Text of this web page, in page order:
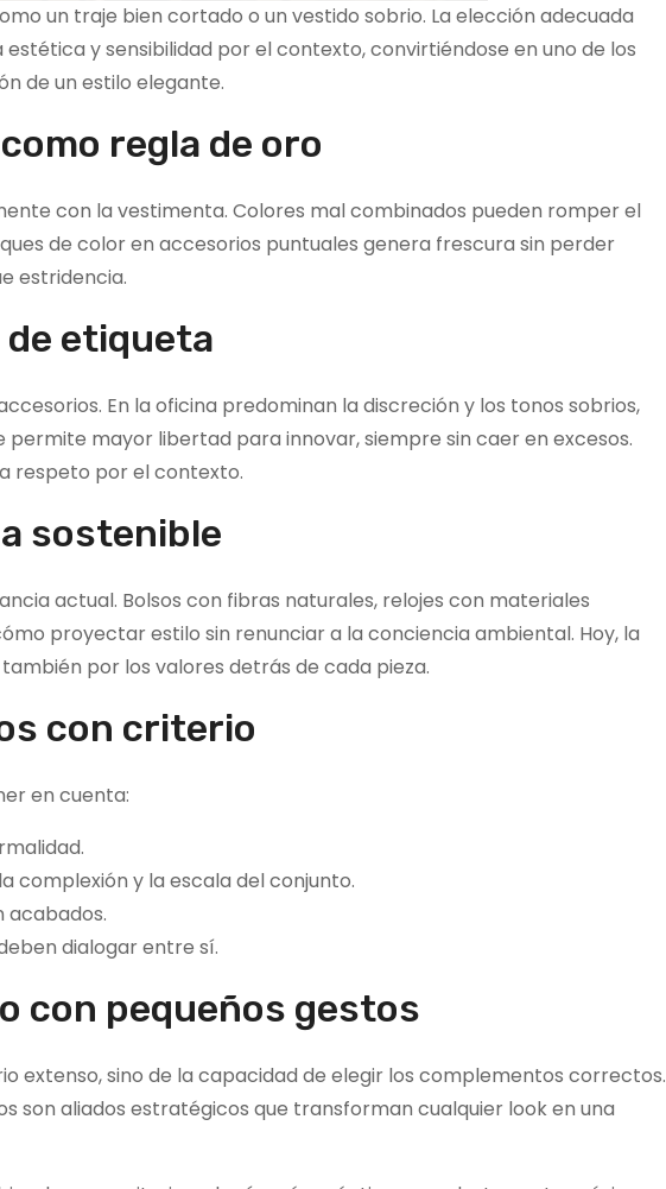
un traje bien cortado o un vestido sobrio. La elección adecuada
y sensibilidad por el contexto, convirtiéndose en uno de los
de un estilo elegante.
regla de oro
con la vestimenta. Colores mal combinados pueden romper el
de color en accesorios puntuales genera frescura sin perder
estridencia.
de etiqueta
En la oficina predominan la discreción y los tonos sobrios,
permite mayor libertad para innovar, siempre sin caer en excesos.
respeto por el contexto.
sostenible
actual. Bolsos con fibras naturales, relojes con materiales
proyectar estilo sin renunciar a la conciencia ambiental. Hoy, la
por los valores detrás de cada pieza.
con criterio
en cuenta:
complexión y la escala del conjunto.
acabados.
dialogar entre sí.
con pequeños gestos
extenso, sino de la capacidad de elegir los complementos correctos.
son aliados estratégicos que transforman cualquier look en una